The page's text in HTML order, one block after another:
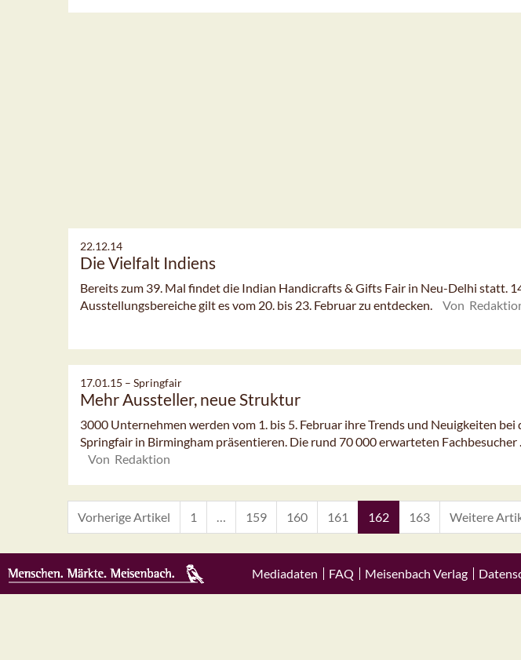
22.12.14
Die Vielfalt Indiens
Bereits zum 39. Mal findet die Indian Handicrafts & Gifts Fair in Neu-Delhi statt.
Ausstellungsbereiche gilt es vom 20. bis 23. Februar zu entdecken.
Von
17.01.15 – Springfair
Mehr Aussteller, neue Struktur
3000 Unternehmen werden vom 1. bis 5. Februar ihre Trends und Neuigkeiten bei
Springfair in Birmingham präsentieren. Die rund 70 000 erwarteten Fachbesucher ...
Von Redaktion
Vorherige Artikel 1 … 159 160 161 162 163 Weitere
Mediadaten FAQ Meisenbach Verlag